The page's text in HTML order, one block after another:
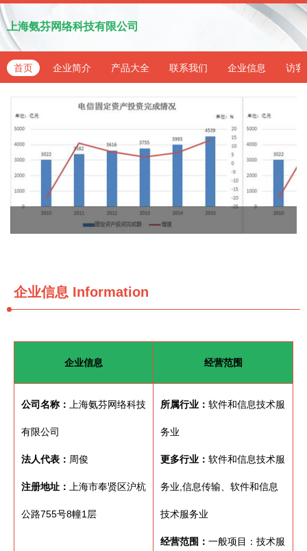
上海氨芬网络科技有限公司
首页 企业简介 产品大全 联系我们 企业信息 访客
企业信息 Information
企业信息 经营范围
公司名称： 上海氨芬网络科技
有限公司
法人代表： 周俊
注册地址： 上海市奉贤区沪杭
公路755号8幢1层
所属行业： 软件和信息技术服
务业
更多行业： 软件和信息技术服
务业,信息传输、软件和信息
技术服务业
经营范围： 一般项目：技术服